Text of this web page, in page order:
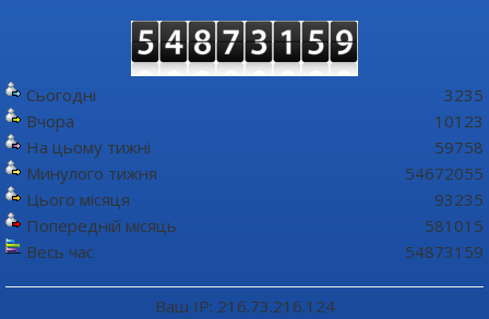
Сьогодні
Вчора
На цьому тижні
Минулого тижня
Цього місяця
Попередній місяць
Весь час
3235
10123
59758
54672055
93235
581015
54873159
Ваш IP: 216.73.216.124